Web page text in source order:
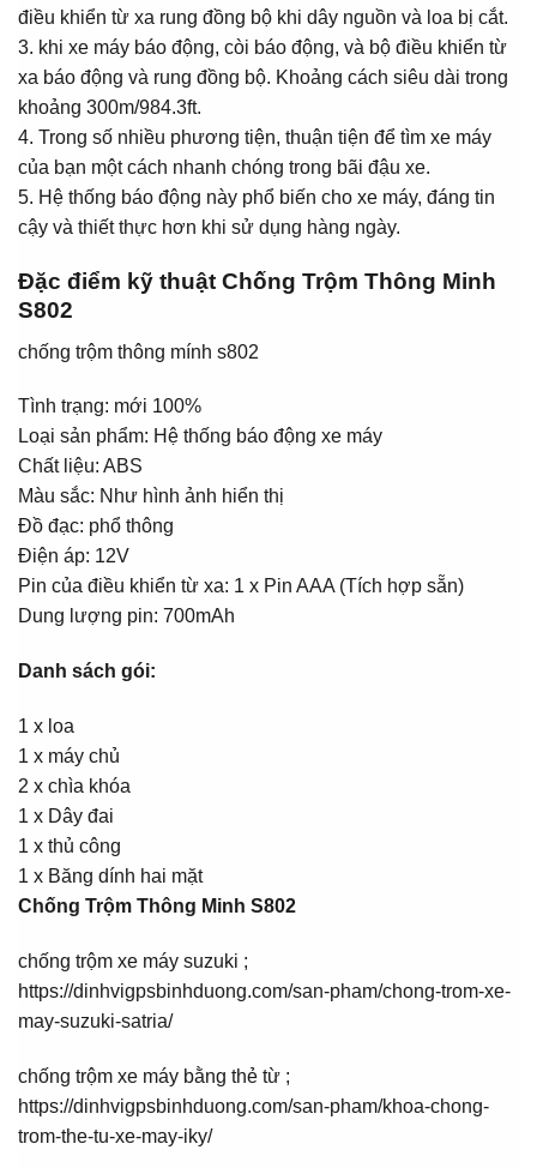
điều khiển từ xa rung đồng bộ khi dây nguồn và loa bị cắt.
3. khi xe máy báo động, còi báo động, và bộ điều khiển từ
xa báo động và rung đồng bộ. Khoảng cách siêu dài trong
khoảng 300m/984.3ft.
4. Trong số nhiều phương tiện, thuận tiện để tìm xe máy
của bạn một cách nhanh chóng trong bãi đậu xe.
5. Hệ thống báo động này phổ biến cho xe máy, đáng tin
cậy và thiết thực hơn khi sử dụng hàng ngày.
Đặc điểm kỹ thuật Chống Trộm Thông Minh
S802
chống trộm thông mính s802
Tình trạng: mới 100%
Loại sản phẩm: Hệ thống báo động xe máy
Chất liệu: ABS
Màu sắc: Như hình ảnh hiển thị
Đồ đạc: phổ thông
Điện áp: 12V
Pin của điều khiển từ xa: 1 x Pin AAA (Tích hợp sẵn)
Dung lượng pin: 700mAh
Danh sách gói:
1 x loa
1 x máy chủ
2 x chìa khóa
1 x Dây đai
1 x thủ công
1 x Băng dính hai mặt
Chống Trộm Thông Minh S802
chống trộm xe máy suzuki ;
https://dinhvigpsbinhduong.com/san-pham/chong-trom-xe-
may-suzuki-satria/
chống trộm xe máy bằng thẻ từ ;
https://dinhvigpsbinhduong.com/san-pham/khoa-chong-
trom-the-tu-xe-may-iky/